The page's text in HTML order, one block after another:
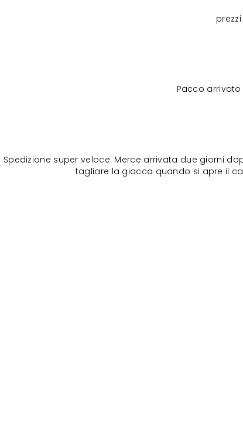
Pacco
Spedizione super veloce. Merce arrivata due giorni
tagliare la giacca quando si apre il